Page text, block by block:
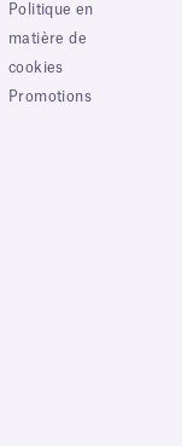
Politique en
matière de
cookies
Promotions